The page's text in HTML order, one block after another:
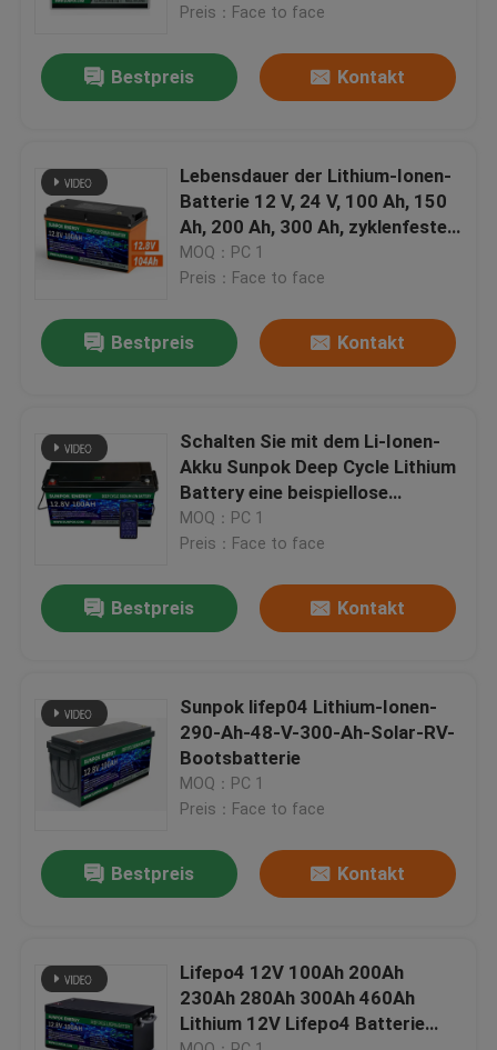
Produkte
Über uns
Qualitätskontrolle
Neuigkeiten
Fälle
Bitte um ein Angebot
Preis：Face to face
Bestpreis Kontakt
Lebensdauer der Lithium-Ionen-
Batterie 12 V, 24 V, 100 Ah, 150
Ah, 200 Ah, 300 Ah, zyklenfeste
Lifepo4-Batterien, Lithium-
Ionen-Akku
MOQ：PC 1
Preis：Face to face
Bestpreis Kontakt
Schalten Sie mit dem Li-Ionen-
Akku Sunpok Deep Cycle Lithium
Battery eine beispiellose
Energiespeicherung frei
MOQ：PC 1
Preis：Face to face
Bestpreis Kontakt
Sunpok lifep04 Lithium-Ionen-
290-Ah-48-V-300-Ah-Solar-RV-
Bootsbatterie
MOQ：PC 1
Preis：Face to face
Bestpreis Kontakt
Lifepo4 12V 100Ah 200Ah
230Ah 280Ah 300Ah 460Ah
Lithium 12V Lifepo4 Batterie